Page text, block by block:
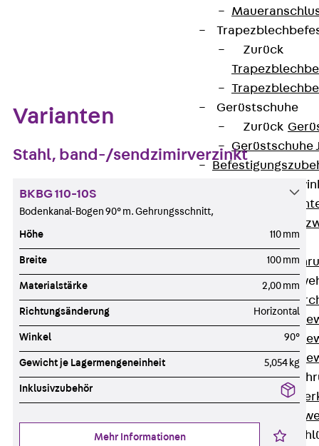
Zurück
Gerüstschuhe
Zurück
Gerüstschuhe
Zurück
Zurück
Varianten
Stahl, band-/sendzimirverzinkt
BKBG 110-10S
Bodenkanal-Bogen 90° m. Gehrungsschnitt,
Höhe 110 mm
Breite 100 mm
Materialstärke 2,00 mm
Richtungsänderung Horizontal
Winkel 90°
Gewicht je Lagermengeneinheit 5,054 kg
Inklusivzubehör
Mehr Informationen